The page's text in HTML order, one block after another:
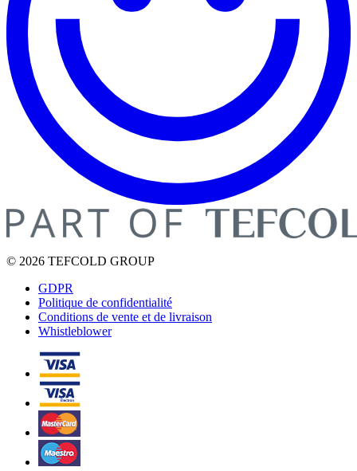
© 2026 TEFCOLD GROUP
GDPR
Politique de confidentialité
Conditions de vente et de livraison
Whistleblower